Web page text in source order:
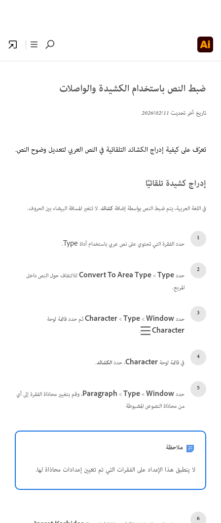
ضبط النص باستخدام الكشيدة والواصلات
تاريخ آخر تحديث11‏/02‏/2026
تعرّف على كيفية إدراج الكشائد التلقائية في النص العربي لتعديل وضوح النص.
إدراج كشيدة تلقائيًا
في اللغة العربية، يتم ضبط النص بواسطة إضافةكشائد. لا تتغير المسافة البيضاء بين الحروف.
حدد الفقرة التي تحتوي على نص عربي باستخدام أداة Type.
حددType
‏ >
Convert To Area Typeللالتفاف حول النص داخل
المربع.
حددWindow
‏>
Type
‏>
Characterثم حدد قائمة لوحة
Character
.
في قائمة لوحةCharacter، حددالكشائد.
حددWindow
‏ >
Type
‏ >
Paragraph، وقم بتغيير محاذاة الفقرة إلى أي
من محاذاة النصوص المضبوطة
ملاحظة
لا ينطبق هذا الإعداد على الفقرات التي تم تعيين إعدادات محاذاة لها.